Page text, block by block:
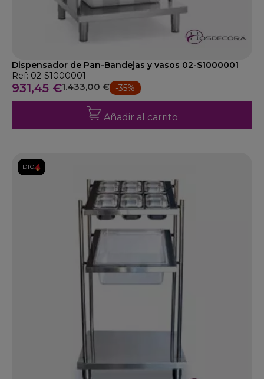
Dispensador de Pan-Bandejas y vasos 02-S1000001
Ref: 02-S1000001
931,45 €1.433,00 € -35%
Añadir al carrito
DTO.